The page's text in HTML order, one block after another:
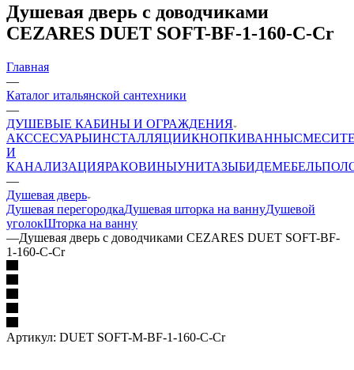
Душевая дверь с доводчиками
CEZARES DUET SOFT-BF-1-160-C-Cr
Главная
—
Каталог итальянской сантехники
—
ДУШЕВЫЕ КАБИНЫ И ОГРАЖДЕНИЯ
АКССЕСУАРЫИНСТАЛЛЯЦИИКНОПКИВАННЫ
И
КАНАЛИЗАЦИЯРАКОВИНЫУНИТАЗЫБИДЕМЕБЕЛЬ
—
Душевая дверь
Душевая перегородкаДушевая шторка на ваннуДушевой
уголокШторка на ванну
—Душевая дверь с доводчиками CEZARES DUET SOFT-BF-
1-160-C-Cr
Артикул: DUET SOFT-M-BF-1-160-C-Cr